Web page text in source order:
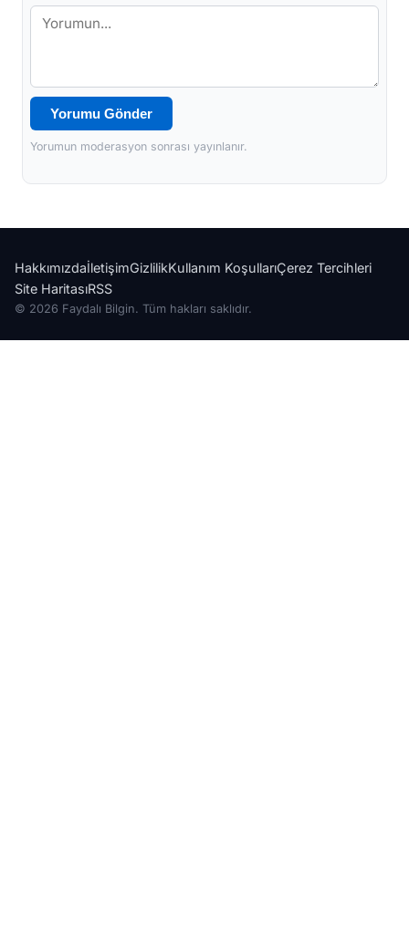
Yorumu Gönder
Yorumun moderasyon sonrası yayınlanır.
HakkımızdaİletişimGizlilikKullanım KoşullarıÇerez Tercihleri
Site HaritasıRSS
© 2026 Faydalı Bilgin. Tüm hakları saklıdır.